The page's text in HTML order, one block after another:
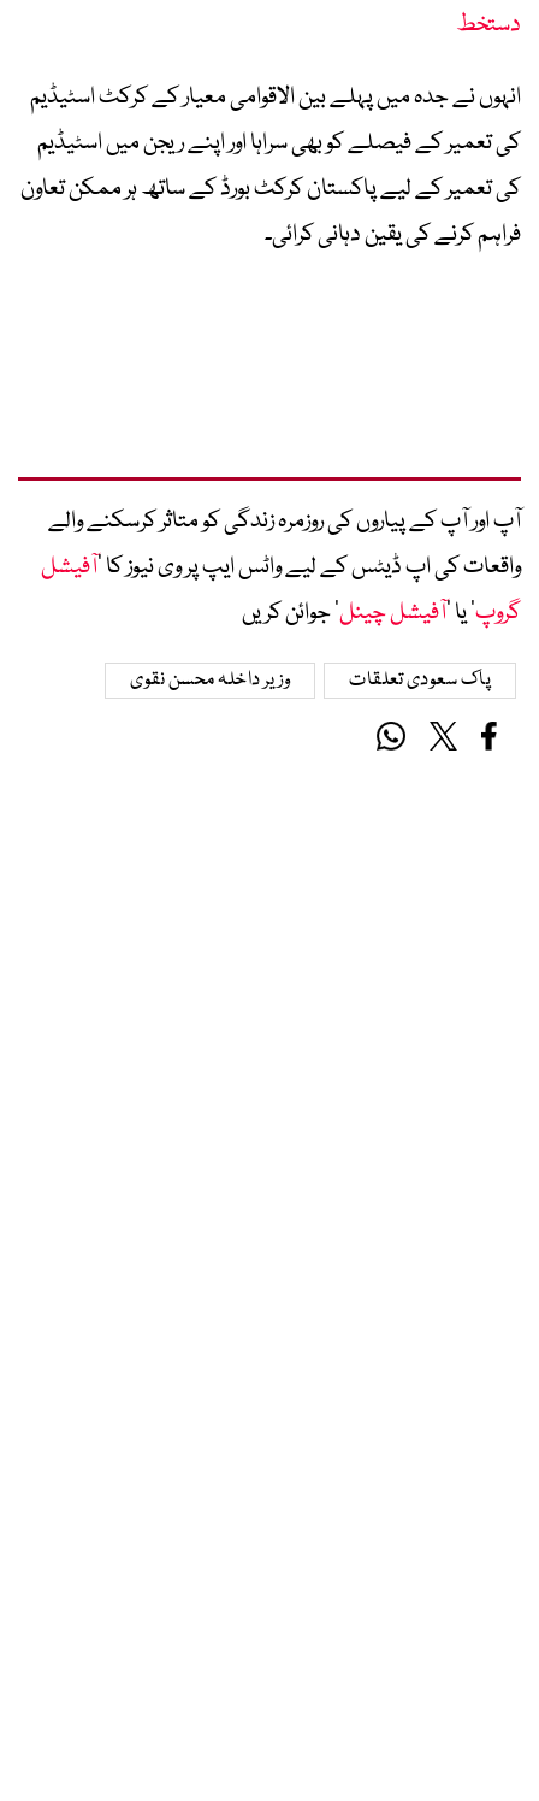
دستخط
انہوں نے جدہ میں پہلے بین الاقوامی معیار کے کرکٹ اسٹیڈیم
کی تعمیر کے فیصلے کو بھی سراہا اور اپنے ریجن میں اسٹیڈیم
کی تعمیر کے لیے پاکستان کرکٹ بورڈ کے ساتھ ہر ممکن تعاون
فراہم کرنے کی یقین دہانی کرائی۔
آپ اور آپ کے پیاروں کی روزمرہ زندگی کو متاثر کرسکنے والے
واقعات کی اپ ڈیٹس کے لیے واٹس ایپ پر وی نیوز کا ’آفیشل
گروپ‘ یا ’آفیشل چینل‘ جوائن کریں
پاک سعودی تعلقات وزیر داخلہ محسن نقوی